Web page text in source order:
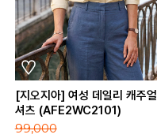
[지오지아] 여성 데일리 캐주얼
셔츠 (AFE2WC2101)
99,000